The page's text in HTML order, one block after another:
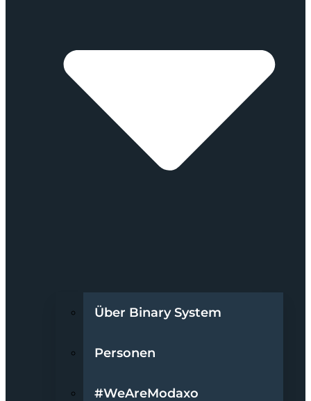
Über Binary System
Personen
#WeAreModaxo